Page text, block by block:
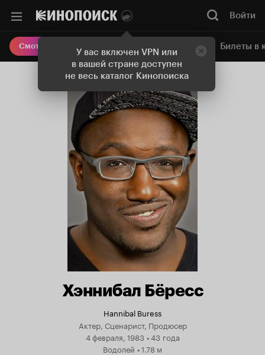
У вас включен VPN или
в вашей стране доступен
не весь каталог Кинопоиска
Войти
Смотреть кино Онлайн-кинотеатр Билеты в
Хэннибал Бёресс
Hannibal Buress
Актер, Сценарист, Продюсер
4 февраля, 1983 •43 года
Водолей •1.78 м